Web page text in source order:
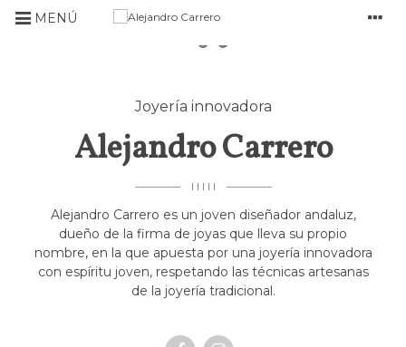
MENÚ
Joyería innovadora
Alejandro Carrero
I I I I I
Alejandro Carrero es un joven diseñador andaluz,
dueño de la firma de joyas que lleva su propio
nombre, en la que apuesta por una joyería innovadora
con espíritu joven, respetando las técnicas artesanas
de la joyería tradicional.